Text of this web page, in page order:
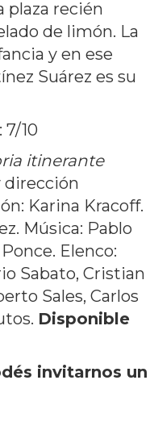
plaza recién
de limón. La
y en ese
Suárez es su
7/10
itinerante
dirección
Karina Kracoff.
Música: Pablo
Elenco:
Sabato, Cristian
Sales, Carlos
Disponible
invitarnos un